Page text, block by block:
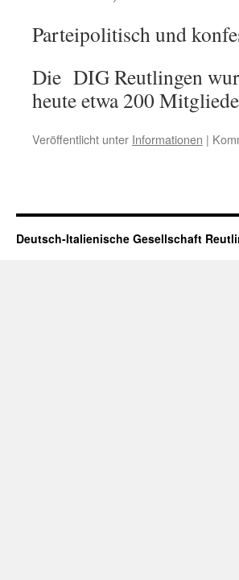
Parteipolitisch und
Die DIG Reutlingen
heute etwa 200
Veröffentlicht unter Informationen |
Deutsch-Italienische Gesellschaft